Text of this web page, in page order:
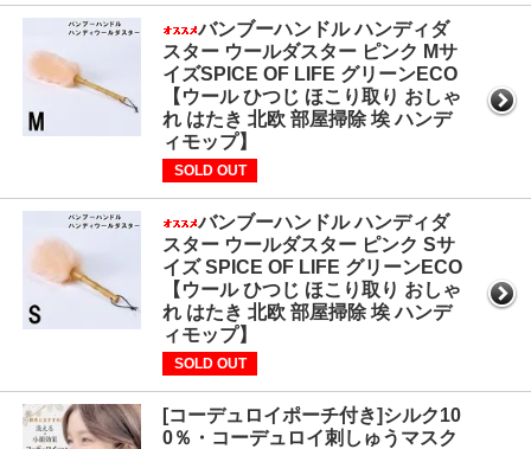
バンブーハンドル ハンディダ
スター ウールダスター ピンク Mサ
イズSPICE OF LIFE グリーンECO
【ウール ひつじ ほこり取り おしゃ
れ はたき 北欧 部屋掃除 埃 ハンデ
ィモップ】
SOLD OUT
バンブーハンドル ハンディダ
スター ウールダスター ピンク Sサ
イズ SPICE OF LIFE グリーンECO
【ウール ひつじ ほこり取り おしゃ
れ はたき 北欧 部屋掃除 埃 ハンデ
ィモップ】
SOLD OUT
[コーデュロイポーチ付き]シルク10
0％・コーデュロイ刺しゅうマスク